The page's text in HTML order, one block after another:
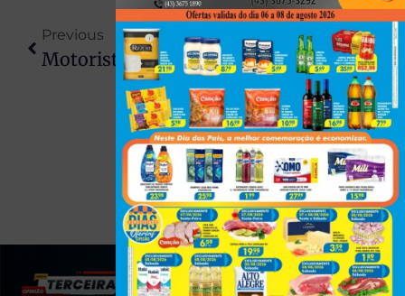
Previous
Motorista Morre Após Perder Controle E Capotar Veículo Na PR-464, Em Inajá
Next
Morte De Idoso Após Queda Em Obra Sem Sinalização Leva Família A Processar Prefeitura E Sanepar Em Londrina
(43) 991545950